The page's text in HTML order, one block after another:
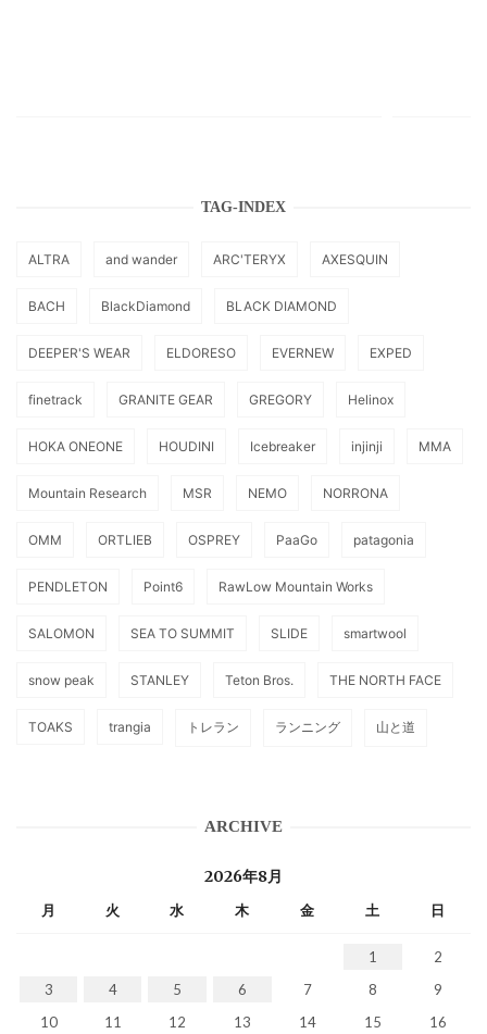
TAG-INDEX
ALTRA and wander ARC'TERYX AXESQUIN
BACH BlackDiamond BLACK DIAMOND
DEEPER'S WEAR ELDORESO EVERNEW EXPED
finetrack GRANITE GEAR GREGORY Helinox
HOKA ONEONE HOUDINI Icebreaker injinji MMA
Mountain Research MSR NEMO NORRONA
OMM ORTLIEB OSPREY PaaGo patagonia
PENDLETON Point6 RawLow Mountain Works
SALOMON SEA TO SUMMIT SLIDE smartwool
snow peak STANLEY Teton Bros. THE NORTH FACE
TOAKS trangia トレラン ランニング 山と道
ARCHIVE
2026年8月
月 火 水 木 金 土 日
1
2
3
4 5 6 7 8
9
10
11 12 13 14 15 16